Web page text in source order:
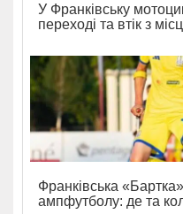
У Франківську
переході та втік з
Франківська «Бартка»
ампфутболу: де та